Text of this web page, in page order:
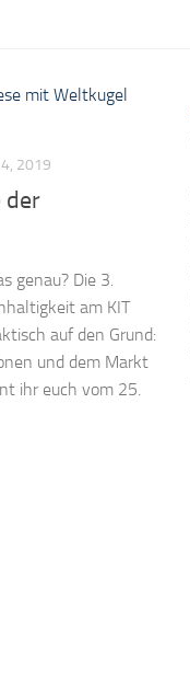
4, 2019
der
genau? Die 3.
am KIT
auf den Grund:
und dem Markt
ihr euch vom 25.